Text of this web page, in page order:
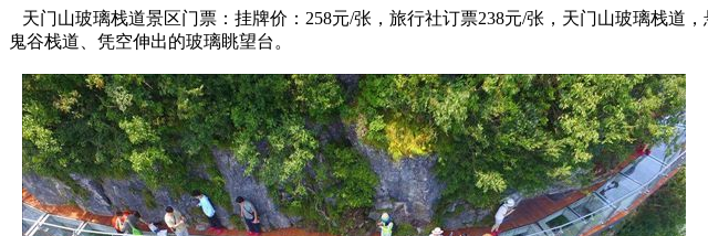
天门山玻璃栈道景区门票：挂牌价：258元/张，旅行社订票238元/张，天门山玻璃栈道
鬼谷栈道、凭空伸出的玻璃眺望台。